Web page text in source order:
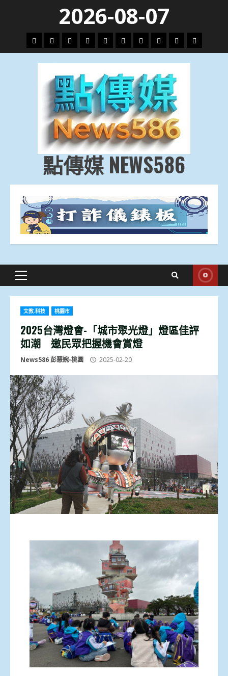
content
2026-08-07
頭
條
財
經
地
方.
會
文
教.
技
專
題
娛
樂
劇
政
治
國
際
運
動
生
活
點傳媒 NEWS586
Primary
文教.科技 桃園市
2025台灣燈會-「城市聚光燈」燈區佳評
如潮 邀民眾把握機會賞燈
News586 彭慧婉-桃園 2025-02-20